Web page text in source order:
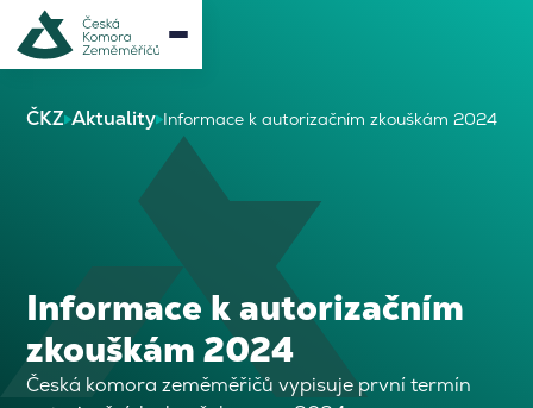
ČKZ Aktuality Informace k autorizačním zkouškám 2024
Informace k autorizačním
zkouškám 2024
Česká komora zeměměřičů vypisuje první termín